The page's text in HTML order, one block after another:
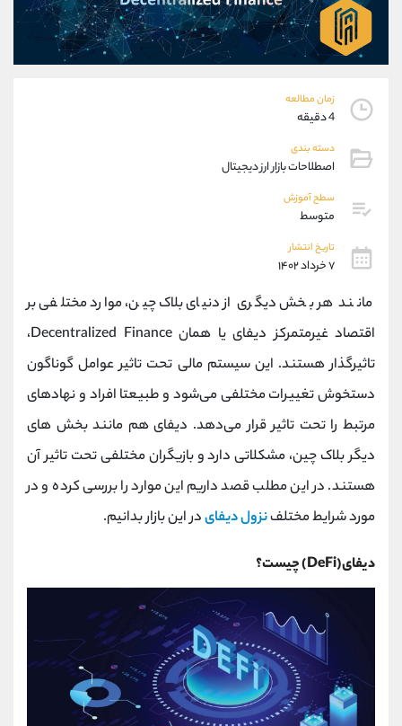
زمان مطالعه
4 دقیقه
دسته بندی
اصطلاحات بازار ارز دیجیتال
سطح آموزش
متوسط
تاریخ انتشار
۷ خرداد ۱۴۰۲
مانند هر بخش دیگری از دنیای بلاک چین، موارد مختلفی بر
اقتصاد غیرمتمرکز دیفای یا همانDecentralized Finance،
تاثیرگذار هستند. این سیستم مالی تحت تاثیر عوامل گوناگون
دستخوش تغییرات مختلفی می‌شود و طبیعتا افراد و نهادهای
مرتبط را تحت تاثیر قرار می‌دهد. دیفای هم مانند بخش‌ های
دیگر بلاک چین، مشکلاتی دارد و بازیگران مختلفی تحت تاثیر آن
هستند. در این مطلب قصد داریم این موارد را بررسی کرده و در
مورد شرایط مختلفنزول دیفایدر این بازار بدانیم.
دیفای(DeFi)چیست؟
09194198792
واتساپ شروع گفتگو
تلگرام @Armteam_admin_33
پشتیبان فروش
موبایل
واتساپ
داخلی
اطلاعات تماس (دفتر فروش)
تلفن 021-22021030
بدون پیش شماره 90001030
اینستاگرام @alireza.mehrabii
@alirezamehrabi_com